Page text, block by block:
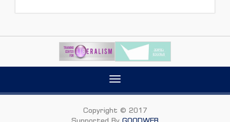
Toggle
Copyright © 2017
Supported By GOODWEB